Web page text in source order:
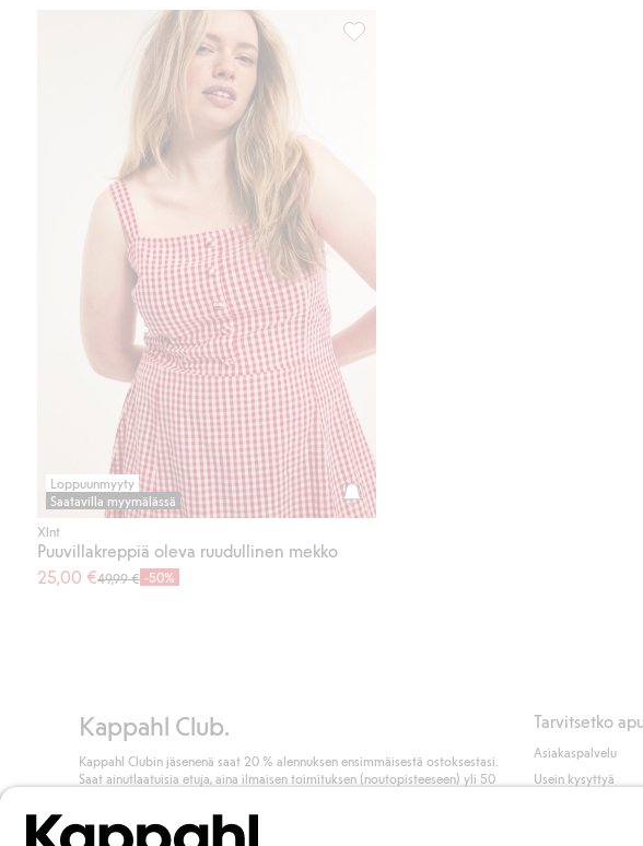
Loppuunmyyty
Saatavilla myymälässä
Xlnt
Puuvillakreppiä oleva ruudullinen mekko
25,00 €49,99 € -50%
Kappahl Club.
Kappahl Clubin jäsenenä saat 20 % alennuksen ensimmäisestä ostoksestasi.
Saat ainutlaatuisia etuja, aina ilmaisen toimituksen (noutopisteeseen) yli 50
Liity jäseneksi
Tarvitsetko
Asiakaspalvelu
Usein kysyttyä